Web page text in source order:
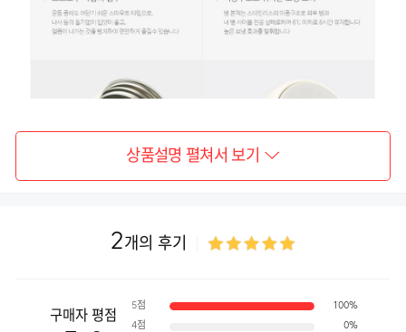
상품설명 펼쳐서 보기
2개의 후기
구매자 평점
5점 100%
4점 0%